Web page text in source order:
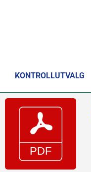
KONTROLLUTVALG